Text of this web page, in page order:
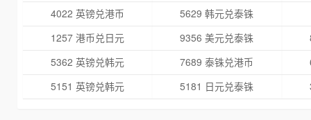
4022 英镑兑港币
5629 韩元兑泰铢
1257 港币兑日元
9356 美元兑泰铢
5362 英镑兑韩元
7689 泰铢兑港币
5151 英镑兑韩元
5181 日元兑泰铢